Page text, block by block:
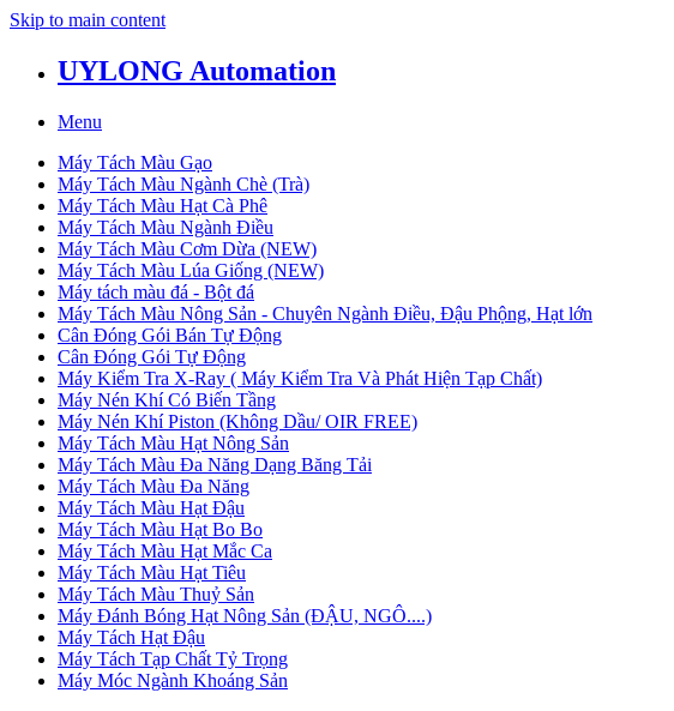
Skip to main content
UYLONG Automation
Menu
Máy Tách Màu Gạo
Máy Tách Màu Ngành Chè (Trà)
Máy Tách Màu Hạt Cà Phê
Máy Tách Màu Ngành Điều
Máy Tách Màu Cơm Dừa (NEW)
Máy Tách Màu Lúa Giống (NEW)
Máy tách màu đá - Bột đá
Máy Tách Màu Nông Sản - Chuyên Ngành Điều, Đậu Phộng, Hạt lớn
Cân Đóng Gói Bán Tự Động
Cân Đóng Gói Tự Động
Máy Kiểm Tra X-Ray ( Máy Kiểm Tra Và Phát Hiện Tạp Chất)
Máy Nén Khí Có Biến Tầng
Máy Nén Khí Piston (Không Dầu/ OIR FREE)
Máy Tách Màu Hạt Nông Sản
Máy Tách Màu Đa Năng Dạng Băng Tải
Máy Tách Màu Đa Năng
Máy Tách Màu Hạt Đậu
Máy Tách Màu Hạt Bo Bo
Máy Tách Màu Hạt Mắc Ca
Máy Tách Màu Hạt Tiêu
Máy Tách Màu Thuỷ Sản
Máy Đánh Bóng Hạt Nông Sản (ĐẬU, NGÔ....)
Máy Tách Hạt Đậu
Máy Tách Tạp Chất Tỷ Trọng
Máy Móc Ngành Khoáng Sản